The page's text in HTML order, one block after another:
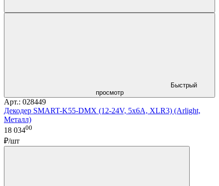
Быстрый
просмотр
Арт.: 028449
Декодер SMART-K55-DMX (12-24V, 5x6A, XLR3) (Arlight,
Металл)
18 03400
₽/шт